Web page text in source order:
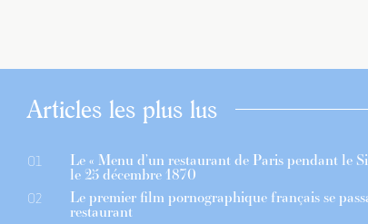
Articles les plus lus
01 Le « Menu d’un restaurant de Paris pendant le
le 25 décembre 1870
02 Le premier film pornographique français se
restaurant